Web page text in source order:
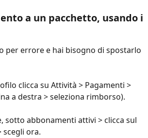
a un pacchetto, usando i
per errore e hai bisogno di spostarlo
clicca su Attività > Pagamenti >
a destra > seleziona rimborso).
sotto abbonamenti attivi > clicca sul
scegli ora.